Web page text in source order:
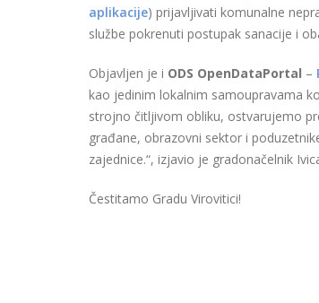
aplikacije) prijavljivati komunalne
službe pokrenuti postupak sanacije i
Objavljen je i ODS OpenDataPortal –
kao jedinim lokalnim samoupravama
strojno čitljivom obliku, ostvarujemo
građane, obrazovni sektor i
zajednice.“, izjavio je gradonačelnik
Čestitamo Gradu Virovitici!